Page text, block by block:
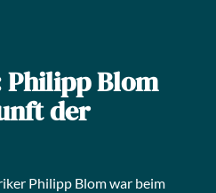
Philipp Blom
der
Phil­ipp Blom war beim